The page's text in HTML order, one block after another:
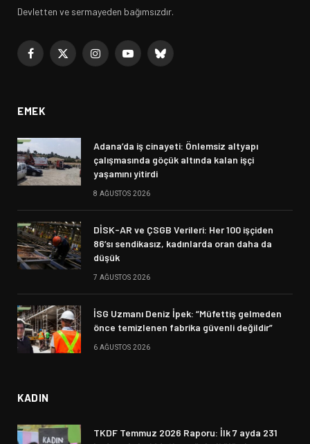
Devletten ve sermayeden bağımsızdır.
Facebook
X
InstagramYouTubeBluesky
EMEK
Adana’da iş cinayeti: Önlemsiz altyapı
çalışmasında göçük altında kalan işçi
yaşamını yitirdi
8 AĞUSTOS 2026
DİSK-AR ve ÇSGB Verileri: Her 100 işçiden
86’sı sendikasız, kadınlarda oran daha da
düşük
7 AĞUSTOS 2026
İSG Uzmanı Deniz İpek: “Müfettiş gelmeden
önce temizlenen fabrika güvenli değildir”
6 AĞUSTOS 2026
KADIN
TKDF Temmuz 2026 Raporu: İlk 7 ayda 231